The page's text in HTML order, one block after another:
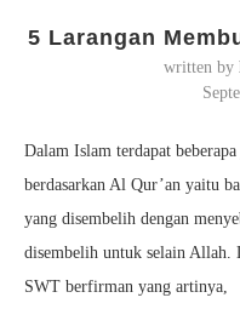
5 Larangan
written by
Dalam Islam terdapat
berdasarkan Al Qur’an yaitu
yang disembelih dengan
disembelih untuk selain Allah.
SWT berfirman yang artinya,